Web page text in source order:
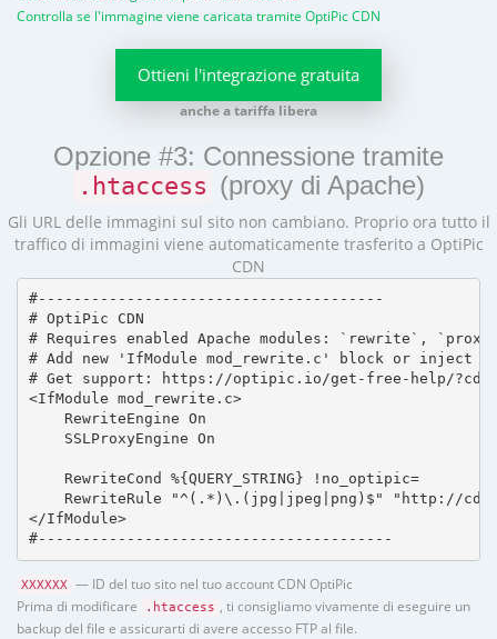
Controlla se l'immagine viene caricata tramite OptiPic CDN
Ottieni l'integrazione gratuita
anche a tariffa libera
Opzione #3: Connessione tramite
.htaccess (proxy di Apache)
Gli URL delle immagini sul sito non cambiano. Proprio ora tutto il
traffico di immagini viene automaticamente trasferito a OptiPic
CDN
#---------------------------------------
# OptiPic CDN
# Requires enabled Apache modules: `rewrite`,
# Add new 'IfModule mod_rewrite.c' block or inject
# Get support: https://optipic.io/get-free-help/
<IfModule mod_rewrite.c>
    RewriteEngine On
    SSLProxyEngine On
    RewriteCond %{QUERY_STRING} !no_optipic=
RewriteRule "^(.*)\.(jpg|jpeg|png)$" "http://
</IfModule>
#----------------------------------------
XXXXXX
— ID del tuo sito nel tuo account CDN OptiPic
Prima di modificare
.htaccess
, ti consigliamo vivamente di eseguire un
backup del file e assicurarti di avere accesso FTP al file.